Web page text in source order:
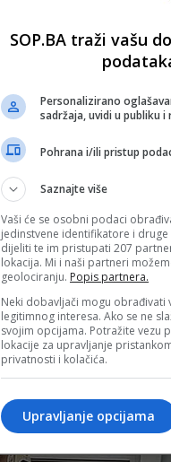
SOP.BA traži vašu
Personalizirano
sadržaja, uvidi u publiku i
Pohrana i/ili pristup
Saznajte više
Vaši će se osobni podaci
jedinstvene identifikatore i
dijeliti te im pristupati 207
lokacija. Mi i naši partneri
geolociranju. Popis partnera.
Neki dobavljači mogu obrađivati
legitimnog interesa. Ako se ne
svojim opcijama. Potražite vezu
lokacije za upravljanje
privatnosti i kolačića.
Upravljanje opcijama